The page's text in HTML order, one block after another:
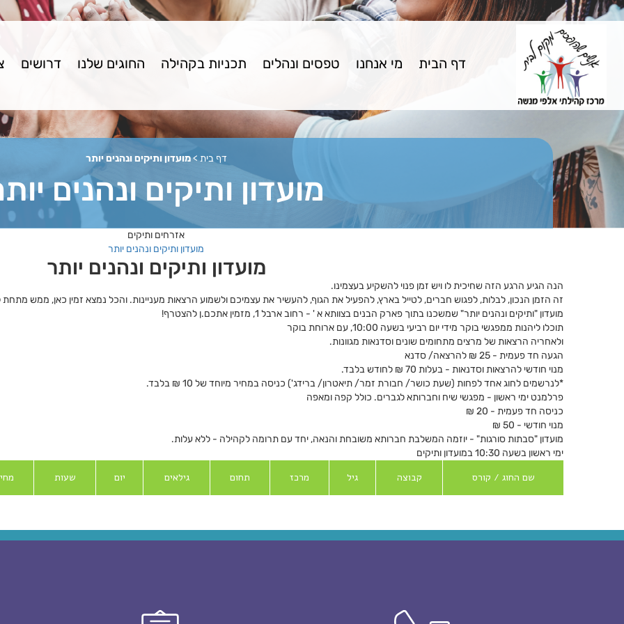
דף הבית מי אנחנו טפסים ונהלים תכניות בקהילה החוגים שלנו דרושים
דף בית>מועדון ותיקים ונהנים יותר
מועדון ותיקים ונהנים
אזרחים ותיקים
מועדון ותיקים ונהנים יותר
מועדון ותיקים ונהנים יותר
הנה הגיע הרגע הזה שחיכית לו ויש זמן פנוי להשקיע בעצמינו.
זה הזמן הנכון, לבלות, לפגוש חברים, לטייל בארץ, להפעיל את הגוף, להעשיר את עצמיכם ולשמוע הרצאות מעניינות. והכל נמצא זמין כאן, ממש מתחת
מועדון "ותיקים ונהנים יותר" שמשכנו בתוך פארק הבנים בצוותא א ' - רחוב ארבל 1, מזמין אתכם.ן להצטרף!
תוכלו ליהנות ממפגשי בוקר מידי יום רביעי בשעה 10:00, עם ארוחת בוקר
ולאחריה הרצאות של מרצים מתחומים שונים וסדנאות מגוונות.
הגעה חד פעמית - 25 ₪ להרצאה/ סדנא
מנוי חודשי להרצאות וסדנאות - בעלות 70 ₪ לחודש בלבד.
*לנרשמים לחוג אחד לפחות (שעת כושר/ חבורת זמר/ תיאטרון/ ברידג') כניסה במחיר מיוחד של 10 ₪ בלבד.
פרלמנט ימי ראשון - מפגשי שיח וחברותא לגברים. כולל קפה ומאפה
כניסה חד פעמית - 20 ₪
מנוי חודשי - 50 ₪
מועדון "סבתות סורגות" - יוזמה המשלבת חברותא משובחת והנאה, יחד עם תרומה לקהילה - ללא עלות.
ימי ראשון בשעה 10:30 במועדון ותיקים
שם החוג / קורס קבוצה גיל מרכז תחום גילאים יום שעות